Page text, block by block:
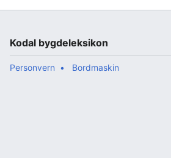
Kodal bygdeleksikon
Personvern Bordmaskin